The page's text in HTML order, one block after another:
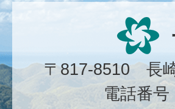
〒817-8510 長
電話番